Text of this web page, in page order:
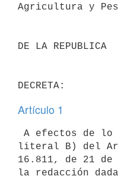
Agricultura y
DE LA REPUBLICA
Artículo 1
literal B) del
16.811, de 21
la redacción